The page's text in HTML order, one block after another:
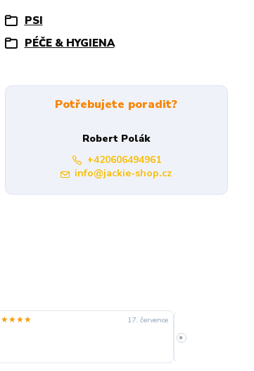
PSI
PÉČE & HYGIENA
Potřebujete poradit?
Robert Polák
+420606494961
info@jackie-shop.cz
17. července
slušná rychlost
»